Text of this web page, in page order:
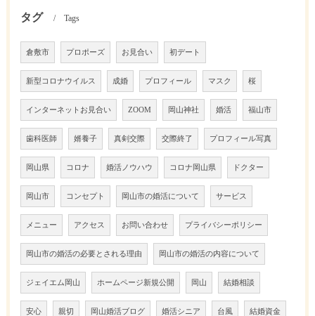
タグ Tags
倉敷市 プロポーズ お見合い 初デート
新型コロナウイルス 成婚 プロフィール マスク 桜
インターネットお見合い ZOOM 岡山神社 婚活 福山市
歯科医師 婿養子 真剣交際 交際終了 プロフィール写真
岡山県 コロナ 婚活ノウハウ コロナ岡山県 ドクター
岡山市 コンセプト 岡山市の婚活について サービス
メニュー アクセス お問い合わせ プライバシーポリシー
岡山市の婚活の必要とされる理由 岡山市の婚活の内容について
ジェイエム岡山 ホームページ新規公開 岡山 結婚相談
安心 親切 岡山婚活ブログ 婚活シニア 台風 結婚資金